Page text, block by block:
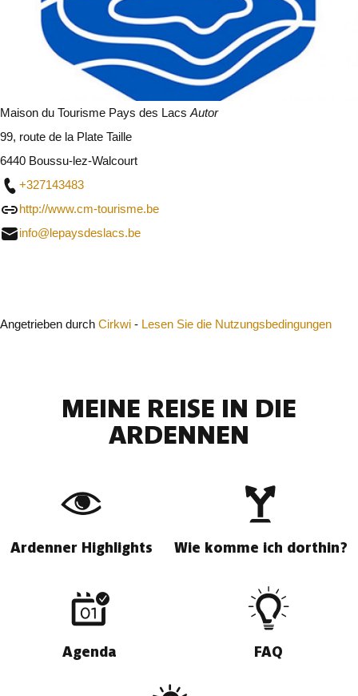
Maison du Tourisme Pays des Lacs Autor
99, route de la Plate Taille
6440 Boussu-lez-Walcourt
+327143483
http://www.cm-tourisme.be
info@lepaysdeslacs.be
Angetrieben durch Cirkwi - Lesen Sie die Nutzungsbedingungen
MEINE REISE IN DIE
ARDENNEN
Ardenner Highlights Wie komme ich dorthin?
Agenda FAQ